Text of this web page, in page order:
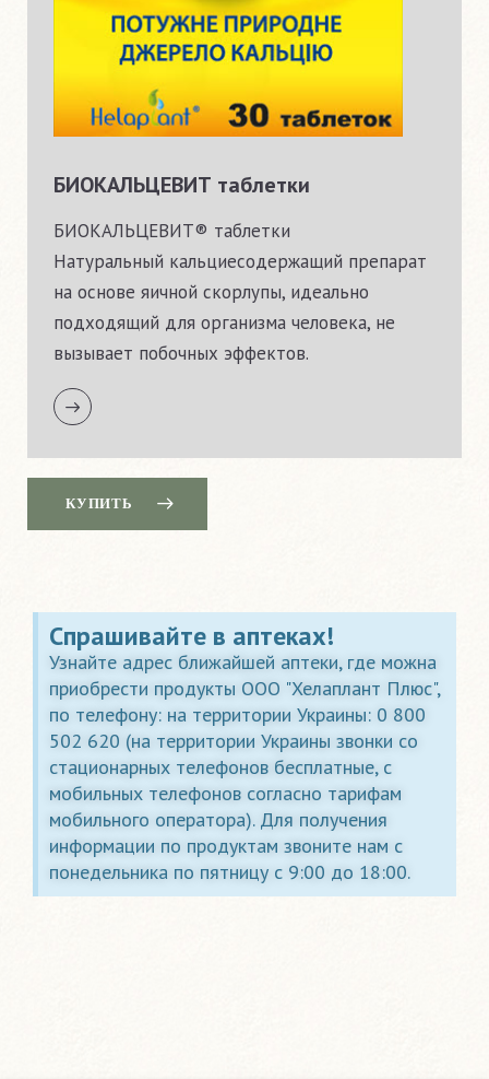
БИОКАЛЬЦЕВИТ таблетки
БИОКАЛЬЦЕВИТ® таблетки
Натуральный кальциесодержащий препарат
на основе яичной скорлупы, идеально
подходящий для организма человека, не
вызывает побочных эффектов.
КУПИТЬ
Спрашивайте в аптеках!
Узнайте адрес ближайшей аптеки, где можна
приобрести продукты ООО "Хелаплант Плюс",
по телефону: на территории Украины: 0 800
502 620 (на территории Украины звонки со
стационарных телефонов бесплатные, с
мобильных телефонов согласно тарифам
мобильного оператора). Для получения
информации по продуктам звоните нам с
понедельника по пятницу с 9:00 до 18:00.